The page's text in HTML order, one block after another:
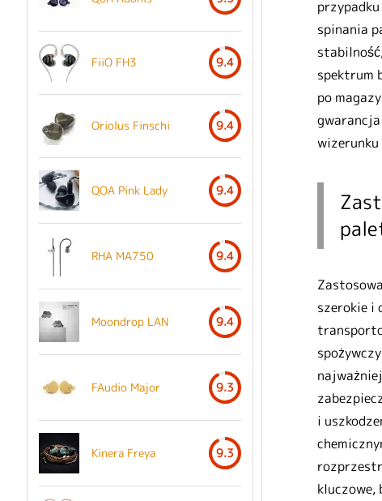
spinania
spektrum
po
wizerunku
szerokie i
i
kluczowe,
FiiO FH3 9.4
Oriolus Finschi 9.4
QOA Pink Lady 9.4
RHA MA750 9.4
Moondrop LAN 9.4
FAudio Major 9.3
Kinera Freya 9.3